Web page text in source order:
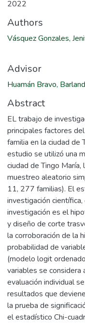
2022
Authors
Vásquez Gonzales,
Advisor
Huamán Bravo,
Abstract
EL trabajo de
principales factores
familia en la ciudad de
estudio se utilizó una
ciudad de Tingo
muestreo aleatorio
11, 277 familias). El
investigación
investigación es el
y diseño de corte
la corroboración de la
probabilidad de
(modelo logit
variables se considera
evaluación individual
resultados que
la prueba de
el estadístico Chi-